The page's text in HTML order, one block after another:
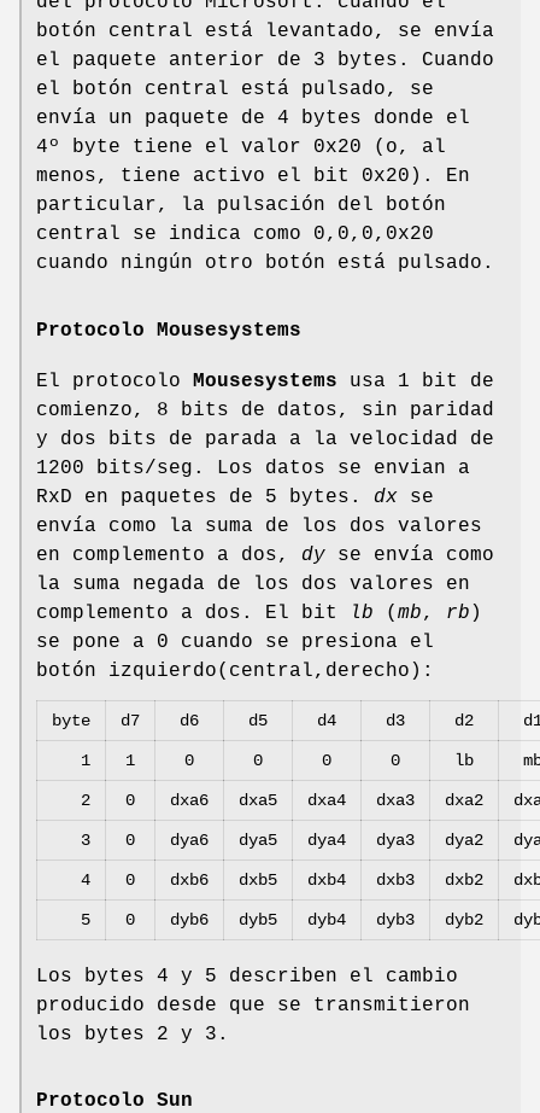
botón central está levantado, se envía
el paquete anterior de 3 bytes. Cuando
el botón central está pulsado, se
envía un paquete de 4 bytes donde el
4º byte tiene el valor 0x20 (o, al
menos, tiene activo el bit 0x20). En
particular, la pulsación del botón
central se indica como 0,0,0,0x20
cuando ningún otro botón está pulsado.
Protocolo Mousesystems
El protocolo Mousesystems usa 1 bit de
comienzo, 8 bits de datos, sin paridad
y dos bits de parada a la velocidad de
1200 bits/seg. Los datos se envian a
RxD en paquetes de 5 bytes. dx se
envía como la suma de los dos valores
en complemento a dos, dy se envía como
la suma negada de los dos valores en
complemento a dos. El bit
lb ( mb, rb )
se pone a 0 cuando se presiona el
botón izquierdo(central,derecho):
byte d7 d6 d5 d4 d3 d2
1 1 0 0 0 0 lb
2 0 dxa6 dxa5 dxa4 dxa3 dxa2
3 0 dya6 dya5 dya4 dya3 dya2
4 0 dxb6 dxb5 dxb4 dxb3 dxb2
5 0 dyb6 dyb5 dyb4 dyb3 dyb2
Los bytes 4 y 5 describen el cambio
producido desde que se transmitieron
los bytes 2 y 3.
Protocolo Sun